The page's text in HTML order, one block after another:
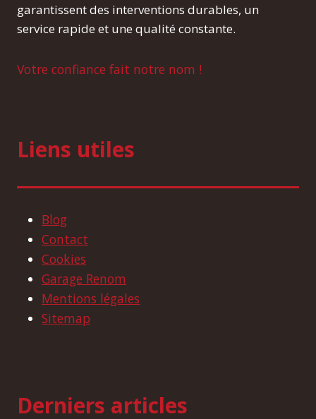
garantissent des interventions durables, un
service rapide et une qualité constante.
Votre confiance fait notre nom !
Liens utiles
Blog
Contact
Cookies
Garage Renom
Mentions légales
Sitemap
Derniers articles